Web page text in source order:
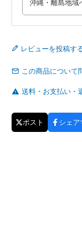
レビューを投稿す
この商品について
送料・お支払い・
ポスト シェア